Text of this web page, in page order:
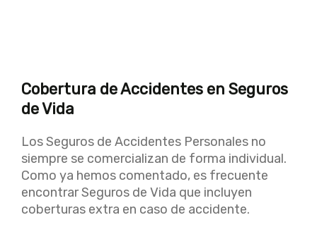
Cobertura de Accidentes en Seguros
de Vida
Los Seguros de Accidentes Personales no
siempre se comercializan de forma individual.
Como ya hemos comentado, es frecuente
encontrar Seguros de Vida que incluyen
coberturas extra en caso de accidente.